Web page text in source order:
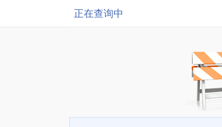
正在查询中